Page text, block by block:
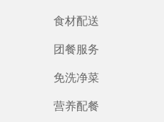
食材配送
团餐服务
免洗净菜
营养配餐